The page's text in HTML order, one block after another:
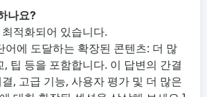
나요?
적화되어 있습니다.
어에 도달하는 확장된 콘텐츠: 더 많
, 팁 등을 포함합니다. 이 답변의 간결
, 고급 기능, 사용자 평가 및 더 많은